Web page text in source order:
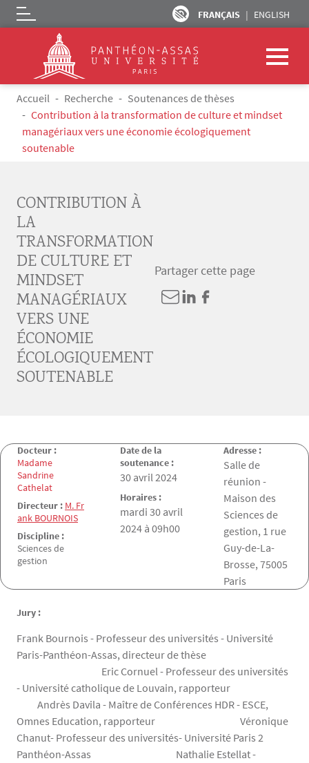
Aller au contenu principal
FRANÇAIS ENGLISH
Logo
Fil d'Ariane
Accueil Recherche
Soutenances de thèses
Contribution à la transformation de culture et mindset
managériaux vers une économie écologiquement
soutenable
CONTRIBUTION À
LA
TRANSFORMATION
DE CULTURE ET
MINDSET
MANAGÉRIAUX
VERS UNE
ÉCONOMIE
ÉCOLOGIQUEMENT
SOUTENABLE
Partager cette page
Docteur :
Madame
Sandrine
Cathelat
Directeur : M. Fr
ank BOURNOIS
Discipline :
Sciences de
gestion
Date de la
soutenance :
Date de la soutenance
30 avril 2024
Horaires :
mardi 30 avril
2024 à 09h00
Adresse :
Salle de
réunion -
Maison des
Sciences de
gestion, 1 rue
Guy-de-La-
Brosse, 75005
Paris
Jury :
Frank Bournois - Professeur des universités - Université
Paris-Panthéon-Assas, directeur de thèse
Eric Cornuel - Professeur des universités
- Université catholique de Louvain, rapporteur
Andrès Davila - Maître de Conférences HDR - ESCE,
Omnes Education, rapporteur Véronique
Chanut- Professeur des universités- Université Paris 2
Panthéon-Assas Nathalie Estellat -